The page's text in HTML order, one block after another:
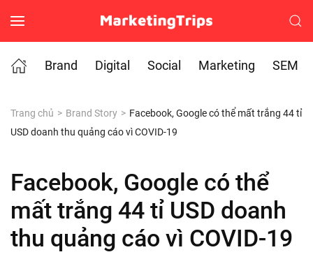
Skip to main content
Brand
Digital Social Marketing SEM
Trang chủ Brand Story
Facebook, Google có thể mất trắng 44 tỉ
USD doanh thu quảng cáo vì COVID-19
Facebook, Google có thể
mất trắng 44 tỉ USD doanh
thu quảng cáo vì COVID-19